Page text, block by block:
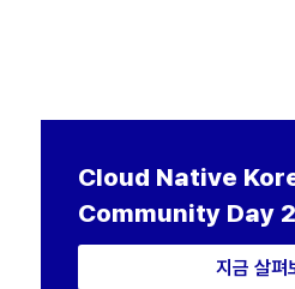
Cloud Native
Community Day
지금 살펴